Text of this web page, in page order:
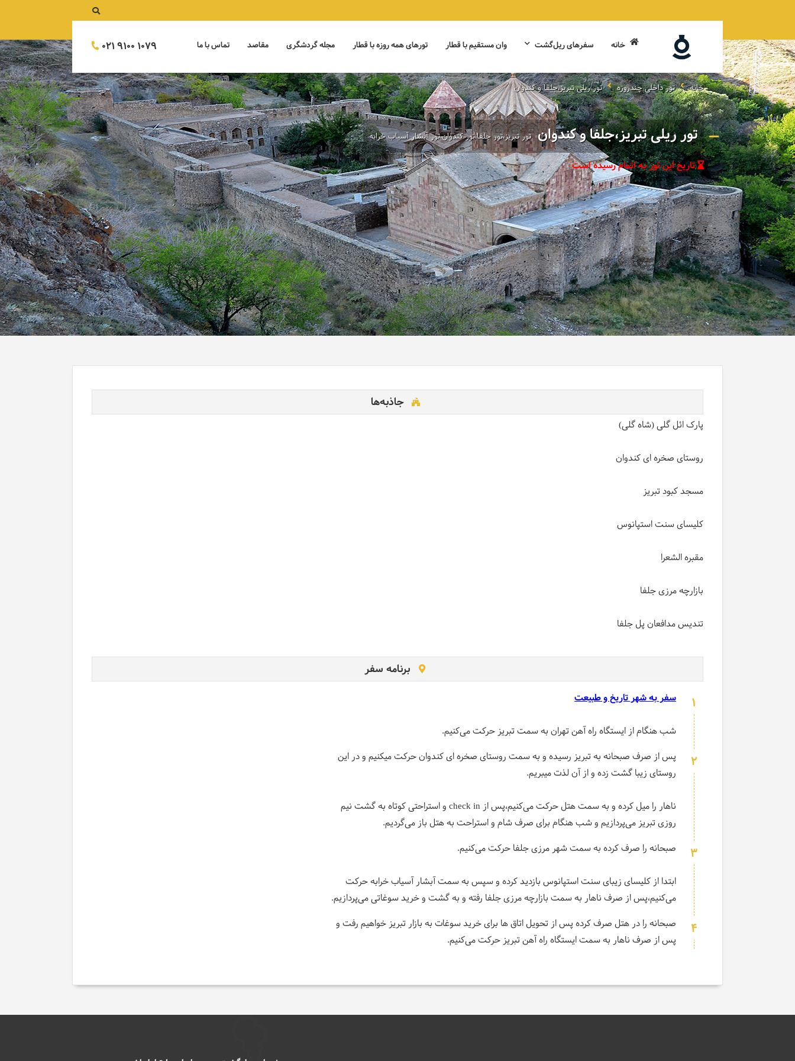
خانه سفرهای ریل‌گشت وان مستقیم با قطار تورهای همه روزه با قطار مجله گردشگری مقاصد تماس با ما 021 9100 1079
خانه تور داخلی چندروزه تور ریلی تبریز،جلفا و کندوان
تور ریلی تبریز،جلفا و کندوان تور تبریز،تور جلفا،تور کندوان،تور آبشار آسیاب خرابه
تاریخ این تور به اتمام رسیده است
جاذبه‌ها
پارک ائل گلی (شاه گلی)
روستای صخره ای کندوان
مسجد کبود تبریز
کلیسای سنت استپانوس
مقبره الشعرا
بازارچه مرزی جلفا
تندیس مدافعان پل جلفا
برنامه سفر
1 سفر به شهر تاریخ و طبیعت
شب هنگام از ایستگاه راه آهن تهران به سمت تبریز حرکت می‌کنیم.
2
پس از صرف صبحانه به تبریز رسیده و به سمت روستای صخره ای کندوان حرکت میکنیم و در این
روستای زیبا گشت زده و از آن لذت میبریم.
ناهار را میل کرده و به سمت هتل حرکت می‌کنیم،پس از check in و استراحتی کوتاه به گشت نیم
روزی تبریز می‌پردازیم و شب هنگام برای صرف شام و استراحت به هتل باز می‌گردیم.
3 صبحانه را صرف کرده به سمت شهر مرزی جلفا حرکت می‌کنیم.
ابتدا از کلیسای زیبای سنت استپانوس بازدید کرده و سپس به سمت آبشار آسیاب خرابه حرکت
می‌کنیم،پس از صرف ناهار به سمت بازارچه مرزی جلفا رفته و به گشت و خرید سوغاتی می‌پردازیم.
4
صبحانه را در هتل صرف کرده پس از تحویل اتاق ها برای خرید سوغات به بازار تبریز خواهیم رفت و
پس از صرف ناهار به سمت ایستگاه راه آهن تبریز حرکت می‌کنیم.